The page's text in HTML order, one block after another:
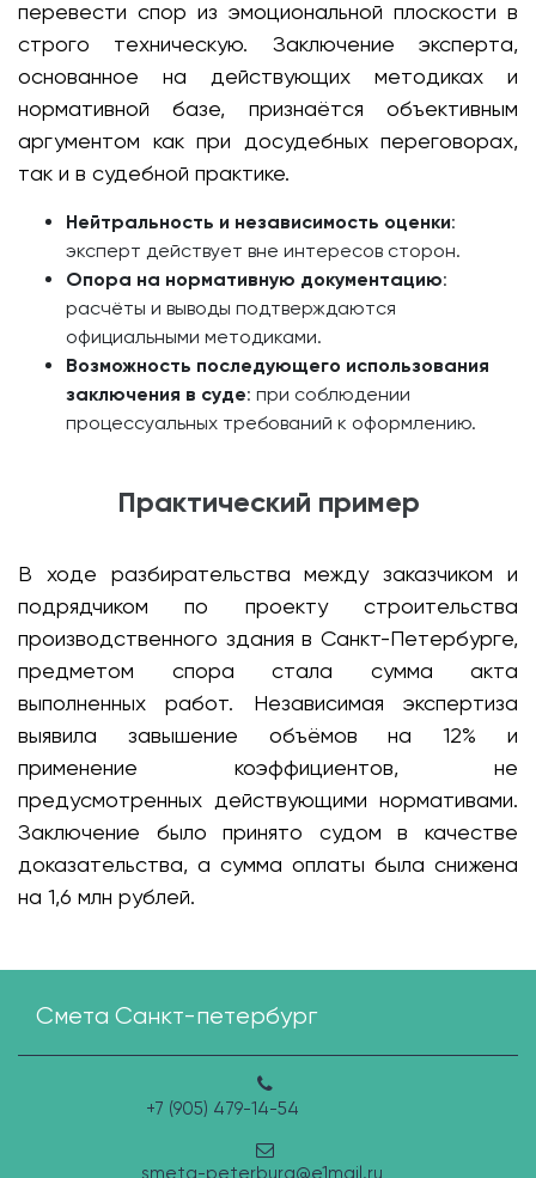
перевести спор из эмоциональной плоскости в
строго техническую. Заключение эксперта,
основанное на действующих методиках и
нормативной базе, признаётся объективным
аргументом как при досудебных переговорах,
так и в судебной практике.
Нейтральность и независимость оценки:
эксперт действует вне интересов сторон.
Опора на нормативную документацию:
расчёты и выводы подтверждаются
официальными методиками.
Возможность последующего использования
заключения в суде: при соблюдении
процессуальных требований к оформлению.
Практический пример
В ходе разбирательства между заказчиком и
подрядчиком по проекту строительства
производственного здания в Санкт-Петербурге,
предметом спора стала сумма акта
выполненных работ. Независимая экспертиза
выявила завышение объёмов на 12% и
применение коэффициентов, не
предусмотренных действующими нормативами.
Заключение было принято судом в качестве
доказательства, а сумма оплаты была снижена
на 1,6 млн рублей.
Смета Санкт-петербург
+7 (905) 479-14-54
smeta-peterburg@e1mail.ru